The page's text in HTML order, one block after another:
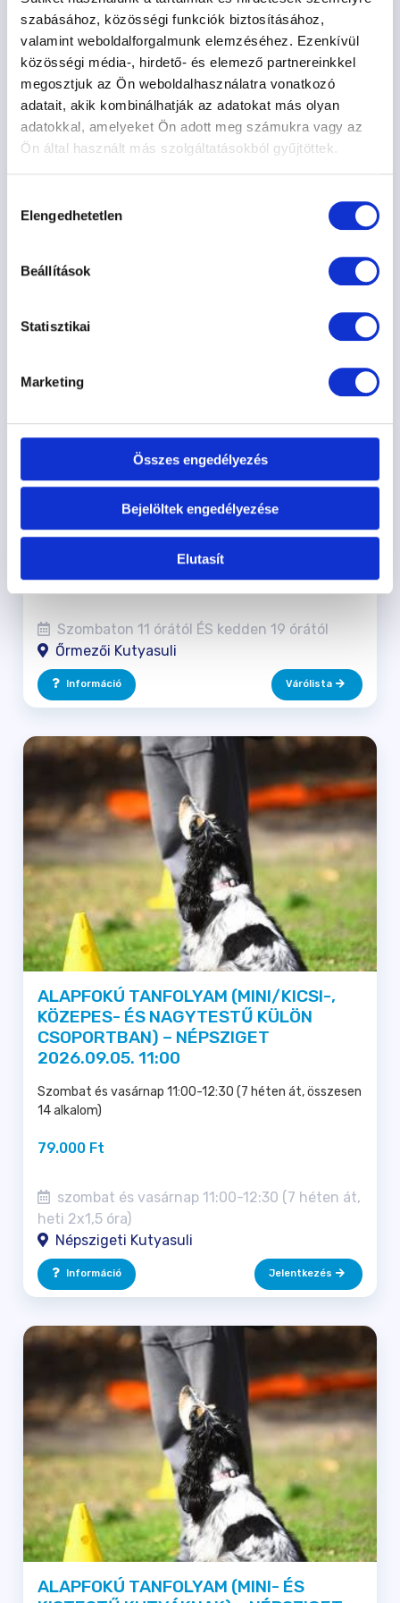
szabásához, közösségi funkciók biztosításához,
valamint weboldalforgalmunk elemzéséhez. Ezenkívül
közösségi média-, hirdető- és elemező partnereinkkel
megosztjuk az Ön weboldalhasználatra vonatkozó
adatait, akik kombinálhatják az adatokat más olyan
adatokkal, amelyeket Ön adott meg számukra vagy az
Ön által használt más szolgáltatásokból gyűjtöttek.
kiválasztása
Elengedhetetlen
Beállítások
Statisztikai
Marketing
Összes engedélyezés
Bejelöltek engedélyezése
Elutasít
79.000 Ft
2026. 09. 05. 11:00
Rákoscsabai Kutyasuli
Információ Várólista
ALAPFOKÚ TANFOLYAM - ŐRMEZŐ
2026.09.05. 11 ÓRA
Az eltérő tanfolyami modell lényege, hogy nagyobb
személyes figyelem jusson a gazdákra.
Szombaton 11 órától ÉS kedden 19 órától
Őrmezői Kutyasuli
Információ Várólista
ALAPFOKÚ TANFOLYAM (MINI/KICSI-,
KÖZEPES- ÉS NAGYTESTŰ KÜLÖN
CSOPORTBAN) – NÉPSZIGET
2026.09.05. 11:00
Szombat és vasárnap 11:00-12:30 (7 héten át, összesen
14 alkalom)
79.000 Ft
szombat és vasárnap 11:00-12:30 (7 héten át,
heti 2x1,5 óra)
Népszigeti Kutyasuli
Információ Jelentkezés
ALAPFOKÚ TANFOLYAM (MINI- ÉS